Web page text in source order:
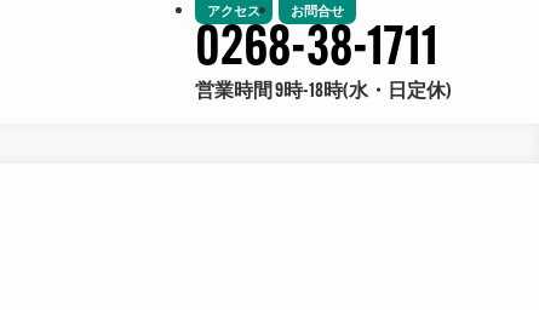
アクセス お問合せ
0268-38-1711
営業時間 9時-18時(水・日定休)